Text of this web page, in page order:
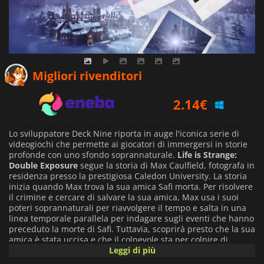
Migliori rivenditori
2.14€
20.69€
Lo sviluppatore Deck Nine riporta in auge l'iconica serie di
videogiochi che permette ai giocatori di immergersi in storie
profonde con uno sfondo soprannaturale. Life is Strange:
Double Exposure segue la storia di Max Caulfield, fotografa in
residenza presso la prestigiosa Caledon University. La storia
inizia quando Max trova la sua amica Safi morta. Per risolvere
il crimine e cercare di salvare la sua amica, Max usa i suoi
poteri soprannaturali per riavvolgere il tempo e salta in una
linea temporale parallela per indagare sugli eventi che hanno
preceduto la morte di Safi. Tuttavia, scoprirà presto che la sua
amica è stata uccisa e che il colpevole sta per colpire di
Leggi di più